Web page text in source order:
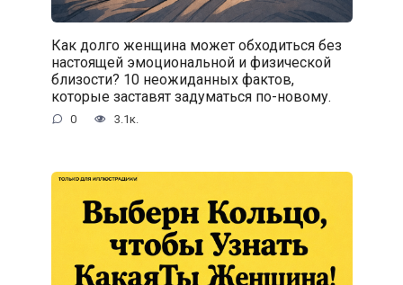
Как долго женщина может обходиться без
настоящей эмоциональной и физической
близости? 10 неожиданных фактов,
которые заставят задуматься по-новому.
0 3.1к.